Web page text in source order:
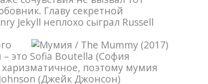
Главу секретной
Jekyll неплохо сыграл Russell
это Sofia Boutella (София
поэтому мумия
(Джейк Джонсон)